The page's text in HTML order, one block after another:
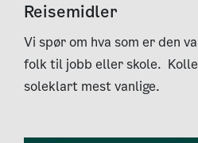
Reisemidler
Vi spør om hva som er den
folk til jobb eller skole.
soleklart mest vanlige.